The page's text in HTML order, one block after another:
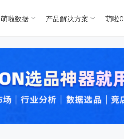
For
For
萌啦数据 产品解决方案 萌啦